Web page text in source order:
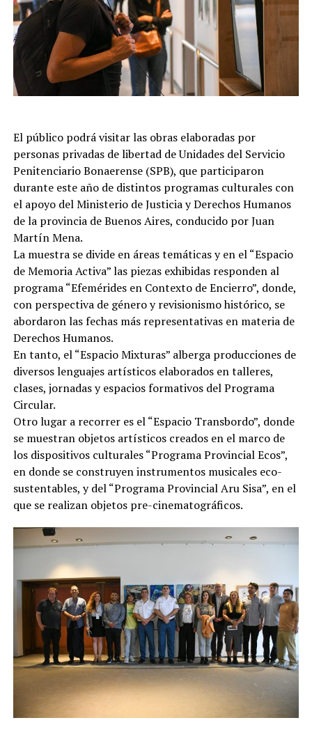
El público podrá visitar las obras elaboradas por
personas privadas de libertad de Unidades del Servicio
Penitenciario Bonaerense (SPB), que participaron
durante este año de distintos programas culturales con
el apoyo del Ministerio de Justicia y Derechos Humanos
de la provincia de Buenos Aires, conducido por Juan
Martín Mena.
La muestra se divide en áreas temáticas y en el “Espacio
de Memoria Activa” las piezas exhibidas responden al
programa “Efemérides en Contexto de Encierro”, donde,
con perspectiva de género y revisionismo histórico, se
abordaron las fechas más representativas en materia de
Derechos Humanos.
En tanto, el “Espacio Mixturas” alberga producciones de
diversos lenguajes artísticos elaborados en talleres,
clases, jornadas y espacios formativos del Programa
Circular.
Otro lugar a recorrer es el “Espacio Transbordo”, donde
se muestran objetos artísticos creados en el marco de
los dispositivos culturales “Programa Provincial Ecos”,
en donde se construyen instrumentos musicales eco-
sustentables, y del “Programa Provincial Aru Sisa”, en el
que se realizan objetos pre-cinematográficos.